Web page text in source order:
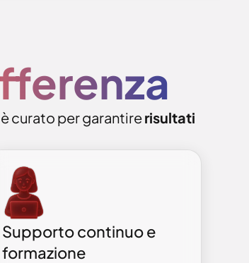
curato per garantirerisultati
Supporto continuo e
formazione